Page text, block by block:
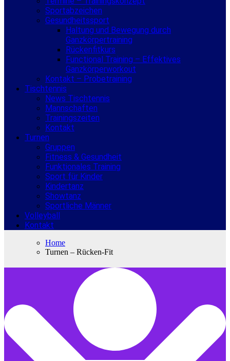
Sportabzeichen
Gesundheitssport
Haltung und Bewegung durch
Ganzkörpertraining
Rückenfitkurs
Functional Training – Effektives
Ganzkörperworkout
Kontakt – Probetraining
Tischtennis
News Tischtennis
Mannschaften
Trainingszeiten
Kontakt
Turnen
Gruppen
Fitness & Gesundheit
Funktionales Training
Sport für Kinder
Kindertanz
Showtanz
Sportliche Männer
Volleyball
Kontakt
Home
Turnen – Rücken-Fit